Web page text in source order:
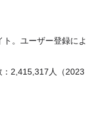
。ユーザー登録によ
2,415,317人（2023